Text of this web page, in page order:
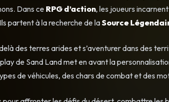
Dans ce RPG d’action, les joueurs
partent à la recherche de laSource
des terres arides et s’aventurer dans des
de Sand Land met en avant la
de véhicules, des chars de combat et des